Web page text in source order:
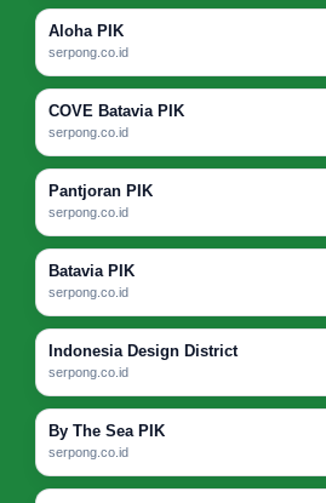
Aloha PIK
serpong.co.id
COVE Batavia PIK
serpong.co.id
Pantjoran PIK
serpong.co.id
Batavia PIK
serpong.co.id
Indonesia Design District
serpong.co.id
By The Sea PIK
serpong.co.id